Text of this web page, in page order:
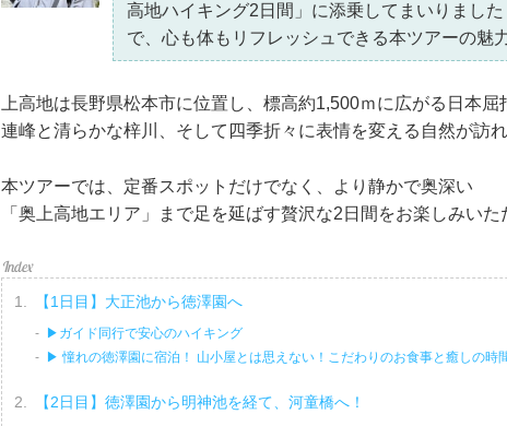
高地ハイキング2日間」に添乗してまいりまし
で、心も体もリフレッシュできる本ツアーの魅
上高地は長野県松本市に位置し、標高約1,500ｍに広がる日本
連峰と清らかな梓川、そして四季折々に表情を変える自然が訪
本ツアーでは、定番スポットだけでなく、より静かで奥深い
「奥上高地エリア」まで足を延ばす贅沢な2日間をお楽しみいた
【1日目】大正池から徳澤園へ
▶ガイド同行で安心のハイキング
▶ 憧れの徳澤園に宿泊！ 山小屋とは思えない！こだわりのお食事と癒しの時
【2日目】徳澤園から明神池を経て、河童橋へ！